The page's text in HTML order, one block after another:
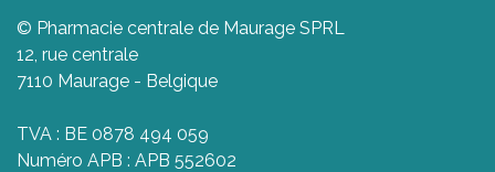
© Pharmacie centrale de Maurage SPRL
12, rue centrale
7110 Maurage - Belgique
TVA : BE 0878 494 059
Numéro APB : APB 552602